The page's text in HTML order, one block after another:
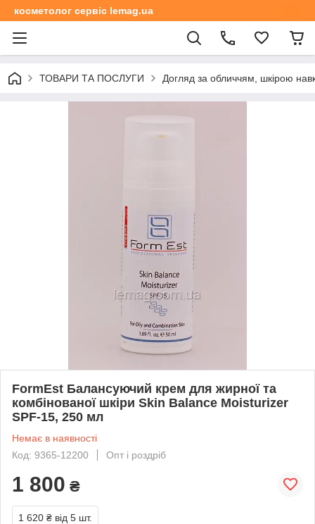
косметолог сервіс lemag.ua
ТОВАРИ ТА ПОСЛУГИ Догляд за обличчям, шкірою
FormEst Балансуючий крем для жирної та
комбінованої шкіри Skin Balance Moisturizer
SPF-15, 250 мл
Немає в наявності
Код: 9365-12200
Опт і роздріб
1 800 ₴
1 620 ₴ від 5 шт.